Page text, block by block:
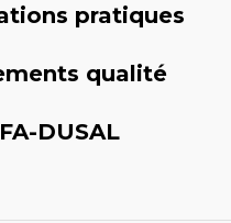
pratiques
qualité
DUSAL